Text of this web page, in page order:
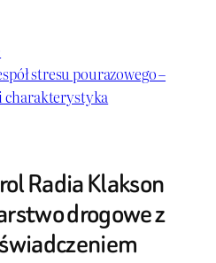
stresu pourazowego –
charakterystyka
Radia Klakson
drogowe z